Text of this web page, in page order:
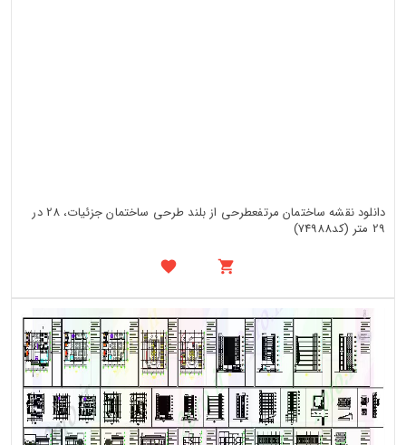
دانلود نقشه ساختمان مرتفعطرحی از بلند طرحی ساختمان جزئیات، 28 در
29 متر (کد74988)